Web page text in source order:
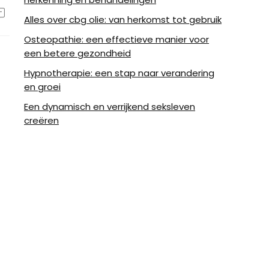
Alles over cbg olie: van herkomst tot gebruik
Osteopathie: een effectieve manier voor
een betere gezondheid
Hypnotherapie: een stap naar verandering
en groei
Een dynamisch en verrijkend seksleven
creëren